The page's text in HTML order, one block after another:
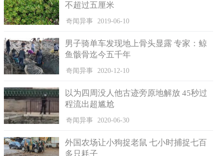
不超过五厘米
奇闻异事 2019-06-10
男子骑单车发现地上骨头显露 专家：鲸
鱼骸骨迄今五千年
奇闻异事 2020-12-10
以为四周没人他古迹旁原地解放 45秒过
程流出超尴尬
奇闻异事 2020-06-30
外国农场让小狗捉老鼠 七小时捕捉七百
多只耗子